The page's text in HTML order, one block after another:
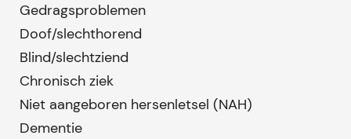
Gedragsproblemen
Doof/slechthorend
Blind/slechtziend
Chronisch ziek
Niet aangeboren hersenletsel (NAH)
Dementie